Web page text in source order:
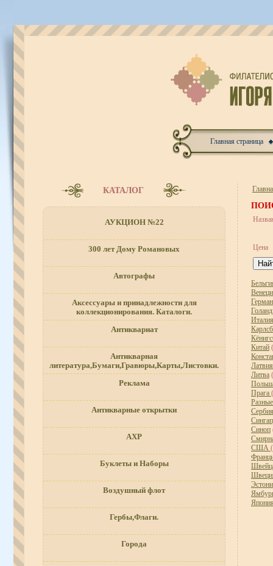
Главная страница
КАТАЛОГ
АУКЦИОН №22
300 лет Дому Романовых
Автографы
Аксессуары и принадлежности для
коллекционирования. Каталоги.
Антиквариат
Антикварная
литература,Бумаги,Гравюры,Карты,Листовки.
Реклама
Антикварные открытки
АХР
Буклеты и Наборы
Воздушный флот
Гербы,Флаги.
Города
Цена
Италия
Китай
Латвия
Литва
Прага
Сербия
Синоп
США